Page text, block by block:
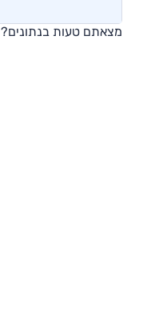
מצאתם טעות בנתונים?